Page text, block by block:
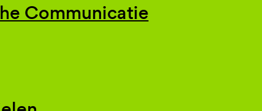
Communicatie